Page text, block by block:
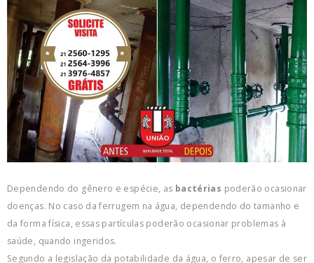
Dependendo do gênero e espécie, as bactérias poderão ocasionar
doenças. No caso da ferrugem na água, dependendo do tamanho e
da forma física, essas partículas poderão ocasionar problemas à
saúde, quando ingeridos.
Segundo a legislação da potabilidade da água, o ferro, apesar de ser